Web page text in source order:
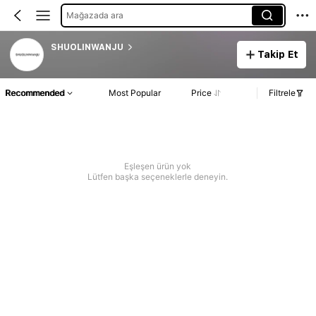
Mağazada ara
SHUOLINWANJU
Takip Et
Recommended Most Popular Price Filtrele
Eşleşen ürün yok
Lütfen başka seçeneklerle deneyin.